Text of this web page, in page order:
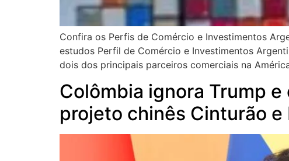
Confira os Perfis de Comércio e Investimentos
estudos Perfil de Comércio e Investimentos
dois dos principais parceiros comerciais na
Colômbia ignora Trump
projeto chinês Cinturão e